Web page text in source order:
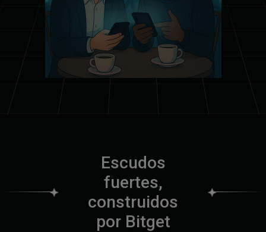
Escudos
fuertes,
construidos
por Bitget